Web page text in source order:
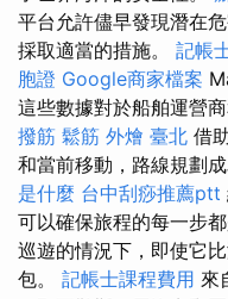
平台允許儘早發現潛在
採取適當的措施。 記帳
胞證 Google商家檔案
這些數據對於船舶運營
撥筋 鬆筋 外燴 臺北 借
和當前移動，路線規劃
是什麼 台中刮痧推薦ptt
可以確保旅程的每一步
巡遊的情況下，即使它
包。 記帳士課程費用 來